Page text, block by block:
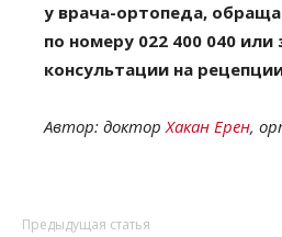
у врача-ортопеда,
по номеру 022 400 040 или
консультации на
Автор: докторХакан Ерен,
Предыдущая статья